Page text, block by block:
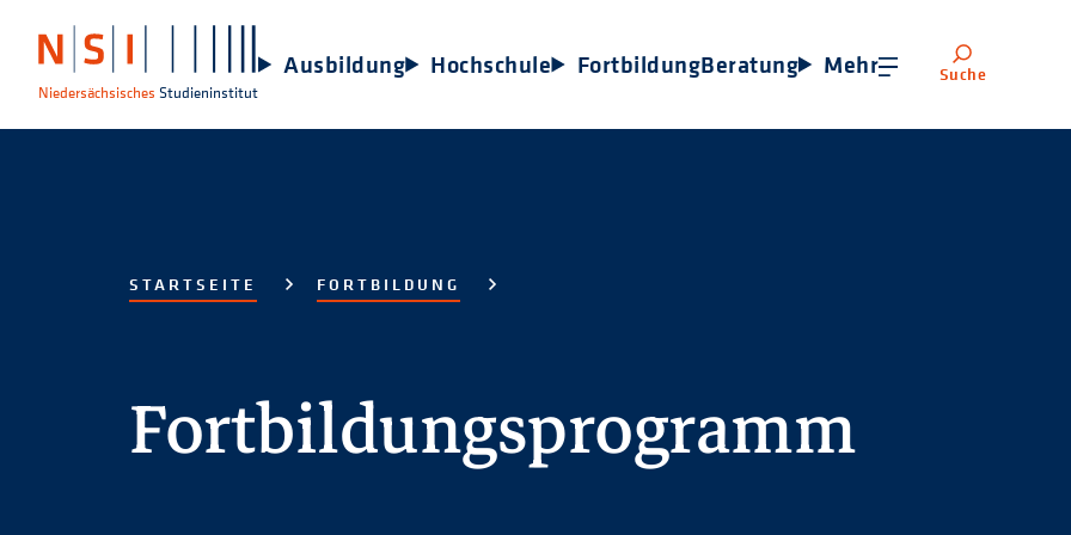
Niedersächsisches Studieninstitut
Ausbildung Hochschule FortbildungBeratung Mehr Suche
STARTSEITE FORTBILDUNG
Fortbildungsprogramm